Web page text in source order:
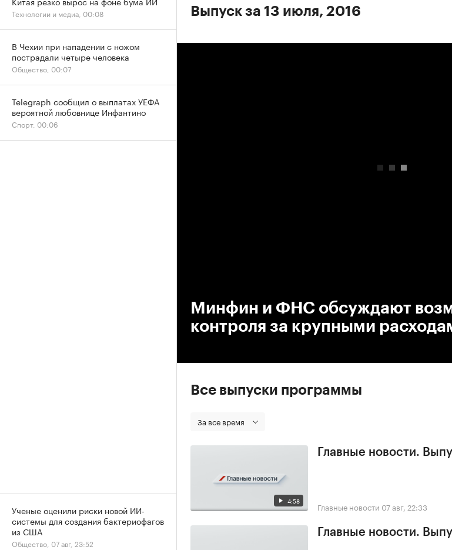
Выпуск за 13 июля, 2016
Минфин и ФНС обсуждают
контроля за крупными
Все выпуски программы
За все время
4:58
Главные новости.
Главные новости 07 авг, 22:33
Главные новости.
Технологии и медиа, 00:08
В Чехии при нападении с ножом
пострадали четыре человека
Общество, 00:07
Telegraph сообщил о выплатах УЕФА
вероятной любовнице Инфантино
Спорт, 00:06
Ученые оценили риски новой ИИ-
системы для создания бактериофагов
из США
Общество, 07 авг, 23:52